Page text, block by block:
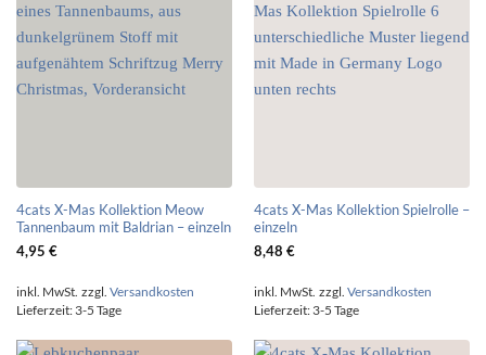
4cats X-Mas Kollektion Meow
Tannenbaum mit Baldrian – einzeln
4,95 €
inkl. MwSt. zzgl. Versandkosten
Lieferzeit: 3-5 Tage
4cats X-Mas Kollektion Spielrolle –
einzeln
8,48 €
inkl. MwSt. zzgl. Versandkosten
Lieferzeit: 3-5 Tage